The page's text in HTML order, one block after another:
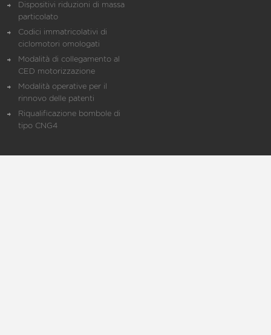
Dispositivi riduzioni di massa
particolato
Codici immatricolativi di
ciclomotori omologati
Modalità di collegamento al
CED motorizzazione
Modalità operative per il
rinnovo delle patenti
Riqualificazione bombole di
tipo CNG4